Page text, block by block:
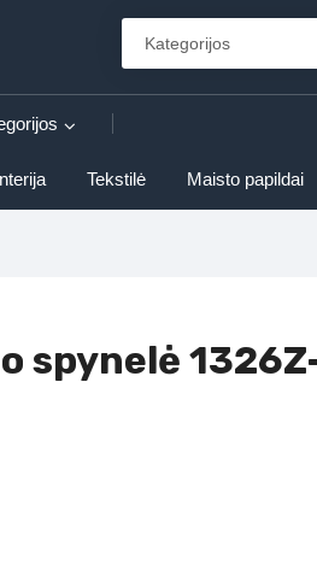
Tekstilė Maisto papildai
spynelė